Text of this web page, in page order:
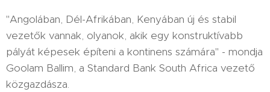
"Angolában, Dél-Afrikában, Kenyában új és stabil
vezetők vannak, olyanok, akik egy konstruktívabb
pályát képesek építeni a kontinens számára" - mondja
Goolam Ballim, a Standard Bank South Africa vezető
közgazdásza.